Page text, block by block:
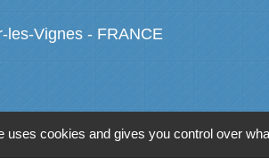
les-Vignes - FRANCE
- Politique de confidentialité -
uses cookies and gives you control over